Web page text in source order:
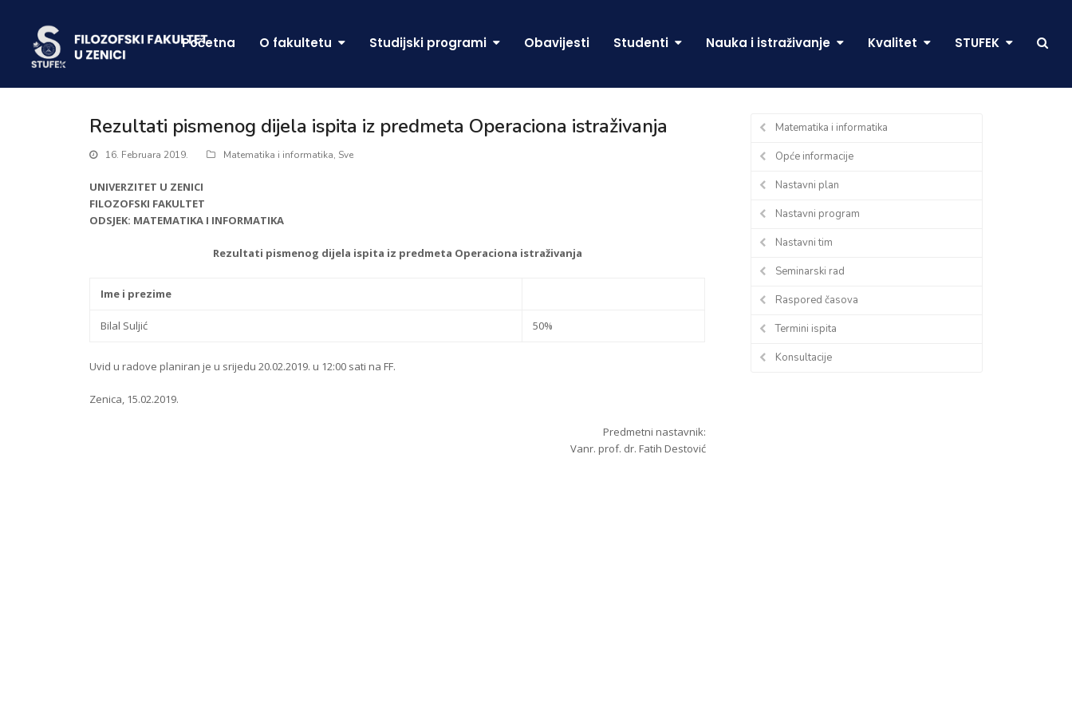
Početna O fakultetu Studijski programi Obavijesti Studenti Nauka i istraživanje Kvalitet STUFEK
Rezultati pismenog dijela ispita iz predmeta Operaciona istraživanja
16. Februara 2019. Matematika i informatika, Sve
UNIVERZITET U ZENICI
FILOZOFSKI FAKULTET
ODSJEK: MATEMATIKA I INFORMATIKA
Rezultati pismenog dijela ispita iz predmeta Operaciona istraživanja
Ime i prezime
Bilal Suljić 50%
Uvid u radove planiran je u srijedu 20.02.2019. u 12:00 sati na FF.
Zenica, 15.02.2019.
Predmetni nastavnik:
Vanr. prof. dr. Fatih Destović
Matematika i informatika
Opće informacije
Nastavni plan
Nastavni program
Nastavni tim
Seminarski rad
Raspored časova
Termini ispita
Konsultacije